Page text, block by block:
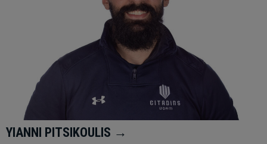
YIANNI PITSIKOULIS →